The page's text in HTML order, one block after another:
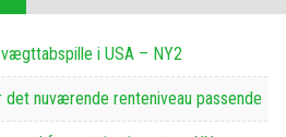
i USA – NY2
det nuværende renteniveau passende